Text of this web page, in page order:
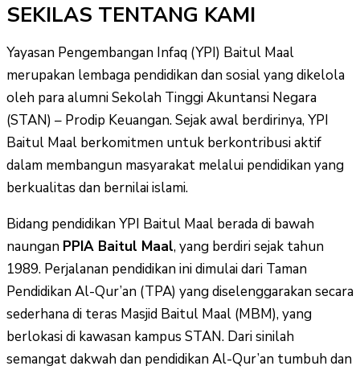
SEKILAS TENTANG KAMI
Yayasan Pengembangan Infaq (YPI) Baitul Maal
merupakan lembaga pendidikan dan sosial yang dikelola
oleh para alumni Sekolah Tinggi Akuntansi Negara
(STAN) – Prodip Keuangan. Sejak awal berdirinya, YPI
Baitul Maal berkomitmen untuk berkontribusi aktif
dalam membangun masyarakat melalui pendidikan yang
berkualitas dan bernilai islami.
Bidang pendidikan YPI Baitul Maal berada di bawah
naungan PPIA Baitul Maal, yang berdiri sejak tahun
1989. Perjalanan pendidikan ini dimulai dari Taman
Pendidikan Al-Qur’an (TPA) yang diselenggarakan secara
sederhana di teras Masjid Baitul Maal (MBM), yang
berlokasi di kawasan kampus STAN. Dari sinilah
semangat dakwah dan pendidikan Al-Qur’an tumbuh dan